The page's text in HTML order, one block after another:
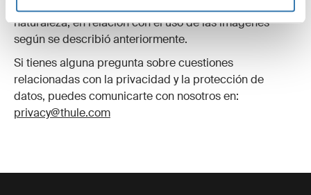
naturaleza, en relación con el uso de las imágenes
según se describió anteriormente.
Si tienes alguna pregunta sobre cuestiones
relacionadas con la privacidad y la protección de
datos, puedes comunicarte con nosotros en:
privacy@thule.com